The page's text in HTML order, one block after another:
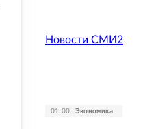
Новости СМИ2
01:00 Экономика